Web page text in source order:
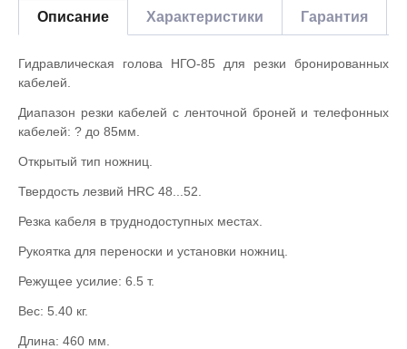
Описание Характеристики Гарантия
Гидравлическая голова НГО-85 для резки бронированных
кабелей.
Диапазон резки кабелей с ленточной броней и телефонных
кабелей: ? до 85мм.
Открытый тип ножниц.
Твердость лезвий HRC 48...52.
Резка кабеля в труднодоступных местах.
Рукоятка для переноски и установки ножниц.
Режущее усилие: 6.5 т.
Вес: 5.40 кг.
Длина: 460 мм.